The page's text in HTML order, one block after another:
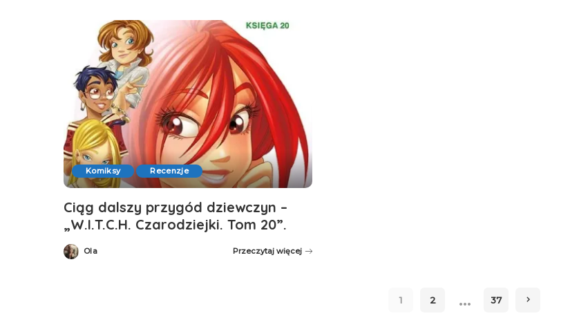
Komiksy Recenzje
Ciąg dalszy przygód dziewczyn –
„W.I.T.C.H. Czarodziejki. Tom 20”.
Posted
by
Ola Przeczytaj więcej
1 2 … 37